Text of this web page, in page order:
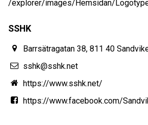
SSHK
Barrsätragatan 38, 811 40
sshk@sshk.net
https://www.sshk.net/
https://www.facebook.com/